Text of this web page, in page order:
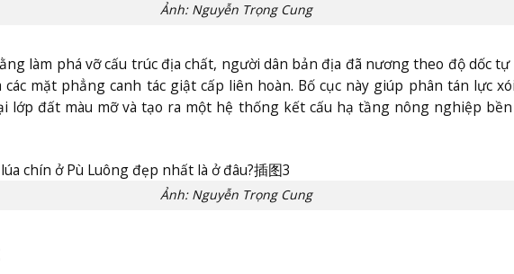
Ảnh: Nguyễn Trọng Cung
làm phá vỡ cấu trúc địa chất, người dân bản địa đã nương theo độ dốc
mặt phẳng canh tác giật cấp liên hoàn. Bố cục này giúp phân tán lực
lớp đất màu mỡ và tạo ra một hệ thống kết cấu hạ tầng nông nghiệp
Ảnh: Nguyễn Trọng Cung